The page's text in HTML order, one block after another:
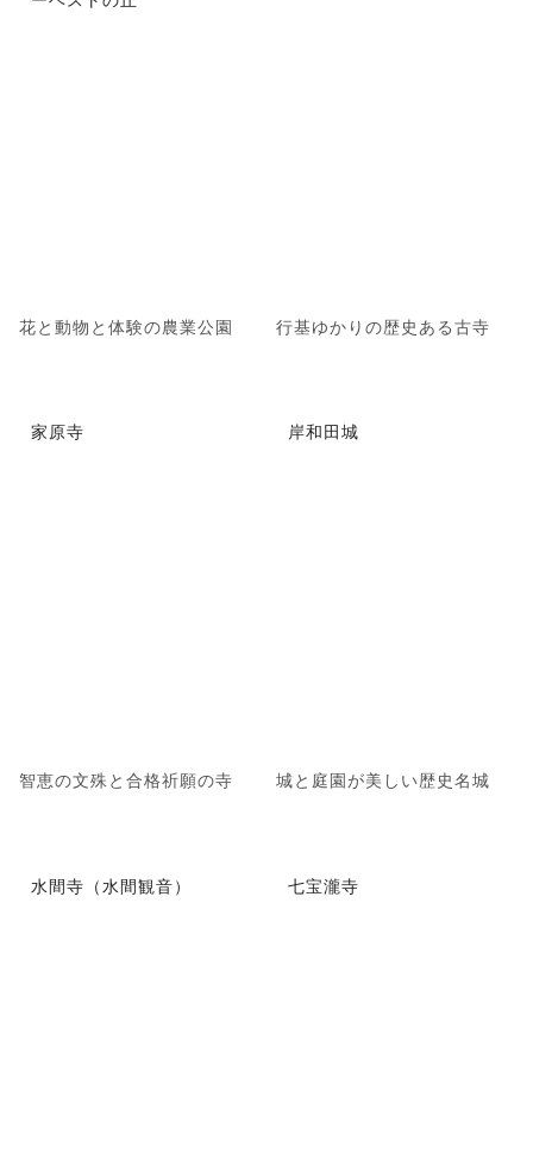
花と動物と体験の農業公園 行基ゆかりの歴史ある古寺
家原寺
智恵の文殊と合格祈願の寺
岸和田城
城と庭園が美しい歴史名城
水間寺（水間観音） 七宝瀧寺